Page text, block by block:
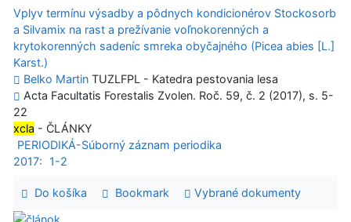
Vplyv termínu výsadby a pôdnych kondicionérov Stockosorb
a Silvamix na rast a prežívanie voľnokorenných a
krytokorenných sadeníc smreka obyčajného (Picea abies [L.]
Karst.)
Belko Martin TUZLFPL - Katedra pestovania lesa
Acta Facultatis Forestalis Zvolen. Roč. 59, č. 2 (2017), s. 5-
22
xcla - ČLÁNKY
PERIODIKÁ-Súborný záznam periodika
2017:
1-2
Do košíka Bookmark Vybrané dokumenty